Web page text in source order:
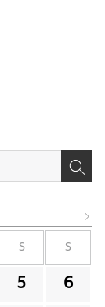
S S
5 6